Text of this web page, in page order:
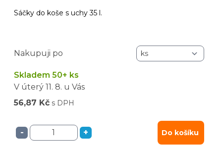
Sáčky do koše s uchy 35 l.
Nakupuji po
Skladem 50+ ks
V úterý 11. 8. u Vás
56,87 Kč s DPH
- + Do košíku